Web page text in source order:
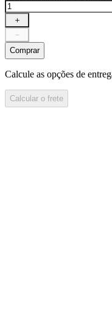
＋
－
Comprar
Calcule as opções de
Calcular o frete